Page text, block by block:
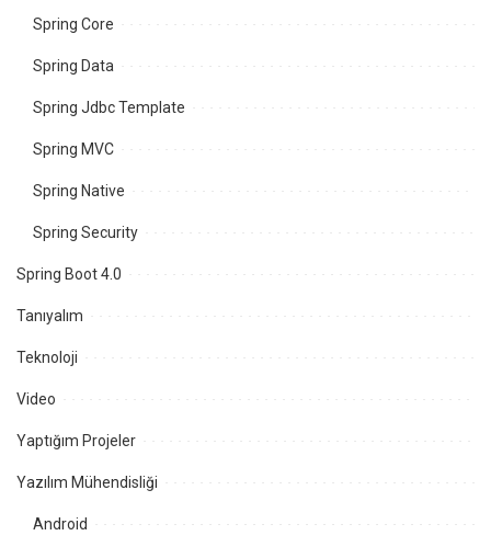
Spring Core
Spring Data
Spring Jdbc Template
Spring MVC
Spring Native
Spring Security
Spring Boot 4.0
Tanıyalım
Teknoloji
Video
Yaptığım Projeler
Yazılım Mühendisliği
Android